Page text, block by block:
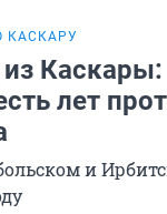
КАСКАРУ
лет
и